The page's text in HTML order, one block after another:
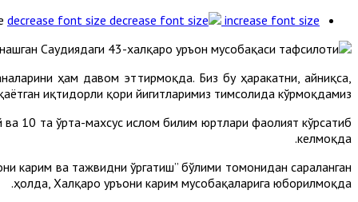
decrease font size increase font size
ҳам давом эттирмоқда. Биз бу ҳаракатни, айниқса,
иқтидорли қори йигитларимиз тимсолида кўрмоқдамиз.
10 та ўрта-махсус ислом билим юртлари фаолият кўрсатиб
келмоқда.
карим ва тажвидни ўргатиш” бўлими томонидан сараланган
ҳолда, Халқаро Қуръони карим мусобақаларига юборилмоқда.